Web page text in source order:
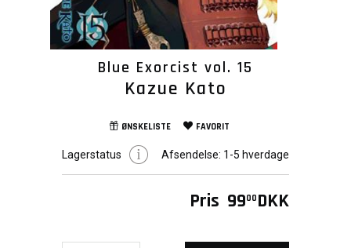
Blue Exorcist vol. 15
Kazue Kato
ØNSKELISTE FAVORIT
Lagerstatus Afsendelse: 1-5 hverdage
Pris 9900 DKK